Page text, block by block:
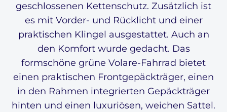
geschlossenen Kettenschutz. Zusätzlich ist
es mit Vorder- und Rücklicht und einer
praktischen Klingel ausgestattet. Auch an
den Komfort wurde gedacht. Das
formschöne grüne Volare-Fahrrad bietet
einen praktischen Frontgepäckträger, einen
in den Rahmen integrierten Gepäckträger
hinten und einen luxuriösen, weichen Sattel.